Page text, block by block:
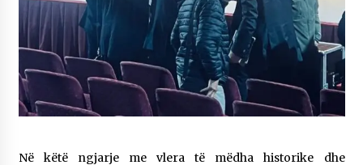
Në këtë ngjarje me vlera të mëdha historike dhe